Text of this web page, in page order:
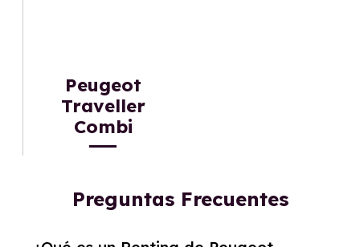
Peugeot
Traveller
Combi
Preguntas Frecuentes